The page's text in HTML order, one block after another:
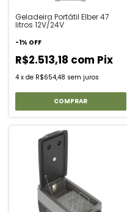
Geladeira Portátil Elber 47
litros 12V/24V
-1% OFF
R$2.513,18 com Pix
4 x de R$654,48 sem juros